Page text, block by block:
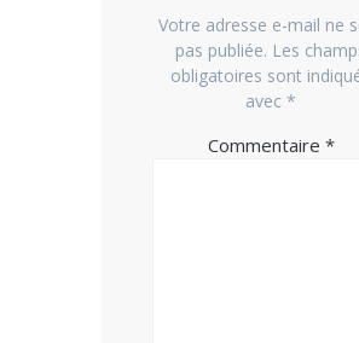
Votre adresse e-mail ne
pas publiée. Les
obligatoires sont
avec *
Commentaire *